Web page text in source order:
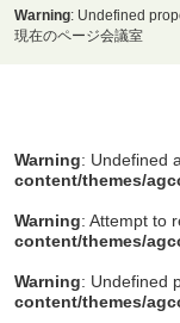
Warning: Undefined
現在のページ会議室
Warning: Undefined
content/themes/
Warning: Attempt to
content/themes/
Warning: Undefined
content/themes/